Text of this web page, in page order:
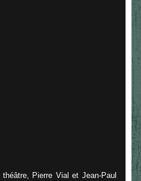
Pierre Vial et Jean-Paul